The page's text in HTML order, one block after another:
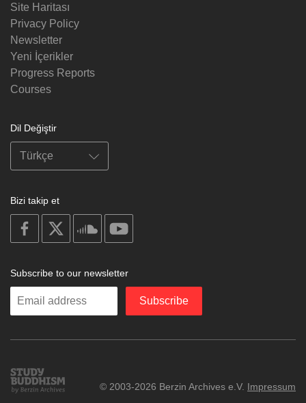
Site Haritası
Privacy Policy
Newsletter
Yeni İçerikler
Progress Reports
Courses
Dil Değiştir
Bizi takip et
on
facebook
soundcloud
Subscribe to our newsletter
Enter
Subscribe
Study
Buddhism
© 2003-2026 Berzin Archives e.V. Impressum